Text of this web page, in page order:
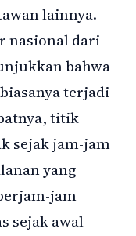
lainnya.
nasional dari
bahwa
terjadi
titik
sejak jam-jam
yang
jam
sejak awal